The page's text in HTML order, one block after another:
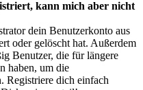
kann mich aber nicht
dein Benutzerkonto aus
oder gelöscht hat. Außerdem
Benutzer, die für längere
haben, um die
Registriere dich einfach